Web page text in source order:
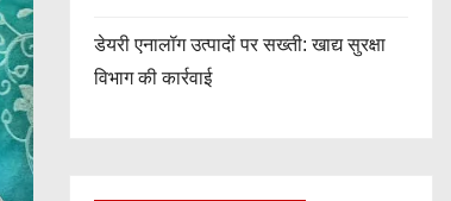
डेयरी एनालॉग उत्पादों पर सख्ती: खाद्य सुरक्षा
विभाग की कार्रवाई